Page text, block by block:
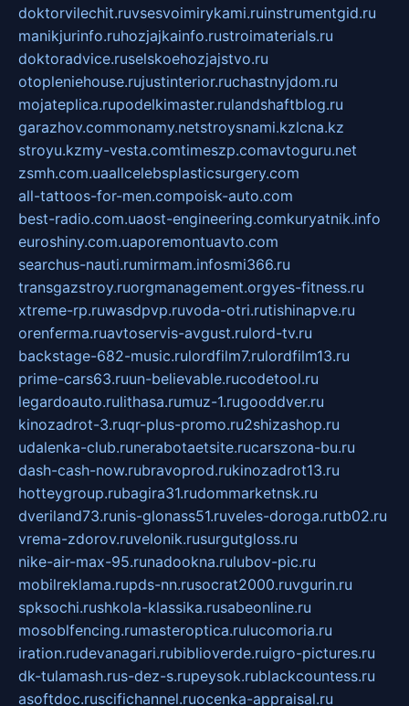
doktorvilechit.ruvsesvoimirykami.ruinstrumentgid.ru
manikjurinfo.ruhozjajkainfo.rustroimaterials.ru
doktoradvice.ruselskoehozjajstvo.ru
otopleniehouse.rujustinterior.ruchastnyjdom.ru
mojateplica.rupodelkimaster.rulandshaftblog.ru
garazhov.commonamy.netstroysnami.kzlcna.kz
stroyu.kzmy-vesta.comtimeszp.comavtoguru.net
zsmh.com.uaallcelebsplasticsurgery.com
all-tattoos-for-men.compoisk-auto.com
best-radio.com.uaost-engineering.comkuryatnik.info
euroshiny.com.uaporemontuavto.com
searchus-nauti.rumirmam.infosmi366.ru
transgazstroy.ruorgmanagement.orgyes-fitness.ru
xtreme-rp.ruwasdpvp.ruvoda-otri.rutishinapve.ru
orenferma.ruavtoservis-avgust.rulord-tv.ru
backstage-682-music.rulordfilm7.rulordfilm13.ru
prime-cars63.ruun-believable.rucodetool.ru
legardoauto.rulithasa.rumuz-1.rugooddver.ru
kinozadrot-3.ruqr-plus-promo.ru2shizashop.ru
udalenka-club.runerabotaetsite.rucarszona-bu.ru
dash-cash-now.rubravoprod.rukinozadrot13.ru
hotteygroup.rubagira31.rudommarketnsk.ru
dveriland73.runis-glonass51.ruveles-doroga.rutb02.ru
vrema-zdorov.ruvelonik.rusurgutgloss.ru
nike-air-max-95.runadookna.rulubov-pic.ru
mobilreklama.rupds-nn.rusocrat2000.ruvgurin.ru
spksochi.rushkola-klassika.rusabeonline.ru
mosoblfencing.rumasteroptica.rulucomoria.ru
iration.rudevanagari.rubiblioverde.ruigro-pictures.ru
dk-tulamash.rus-dez-s.rupeysok.rublackcountess.ru
asoftdoc.ruscifichannel.ruocenka-appraisal.ru